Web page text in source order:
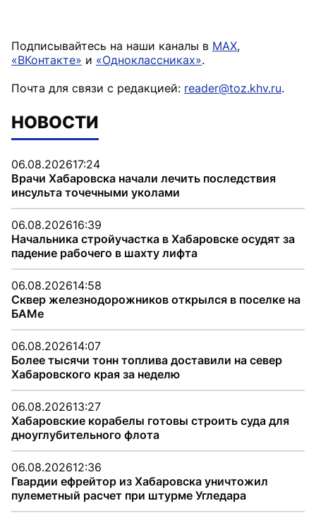
Подписывайтесь на наши каналы в MAX,
«ВКонтакте» и «Одноклассниках».
Почта для связи с редакцией: reader@toz.khv.ru.
НОВОСТИ
06.08.202617:24
Врачи Хабаровска начали лечить последствия
инсульта точечными уколами
06.08.202616:39
Начальника стройучастка в Хабаровске осудят за
падение рабочего в шахту лифта
06.08.202614:58
Сквер железнодорожников открылся в поселке на
БАМе
06.08.202614:07
Более тысячи тонн топлива доставили на север
Хабаровского края за неделю
06.08.202613:27
Хабаровские корабелы готовы строить суда для
дноуглубительного флота
06.08.202612:36
Гвардии ефрейтор из Хабаровска уничтожил
пулеметный расчет при штурме Угледара